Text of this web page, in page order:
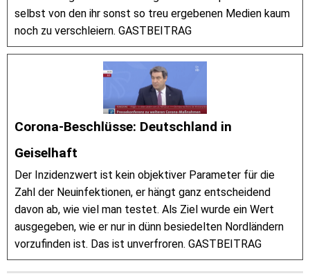
selbst von den ihr sonst so treu ergebenen Medien kaum
noch zu verschleiern. GASTBEITRAG
Corona-Beschlüsse: Deutschland in
Geiselhaft
Der Inzidenzwert ist kein objektiver Parameter für die
Zahl der Neuinfektionen, er hängt ganz entscheidend
davon ab, wie viel man testet. Als Ziel wurde ein Wert
ausgegeben, wie er nur in dünn besiedelten Nordländern
vorzufinden ist. Das ist unverfroren. GASTBEITRAG